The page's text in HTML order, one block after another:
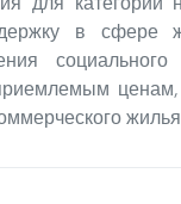
в сфере
ценам,